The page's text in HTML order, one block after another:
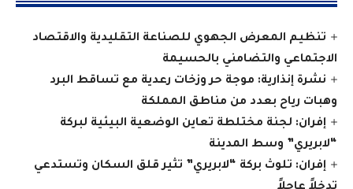
تنظيم المعرض الجهوي للصناعة التقليدية والاقتصاد
الاجتماعي والتضامني بالحسيمة
نشرة إنذارية: موجة حر وزخات رعدية مع تساقط البرد
وهبات رياح بعدد من مناطق المملكة
إفران: لجنة مختلطة تعاين الوضعية البيئية لبركة
“لابريري” وسط المدينة
إفران: تلوث بركة “لابريري” تثير قلق السكان وتستدعي